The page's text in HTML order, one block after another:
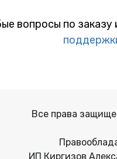
вопросы по
Все права
ИП Киргизов